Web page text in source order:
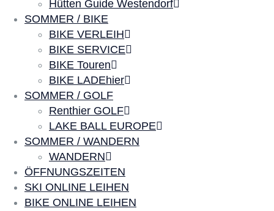
Hütten Guide Westendorf
SOMMER / BIKE
BIKE VERLEIH
BIKE SERVICE
BIKE Touren
BIKE LADEhier
SOMMER / GOLF
Renthier GOLF
LAKE BALL EUROPE
SOMMER / WANDERN
WANDERN
ÖFFNUNGSZEITEN
SKI ONLINE LEIHEN
BIKE ONLINE LEIHEN